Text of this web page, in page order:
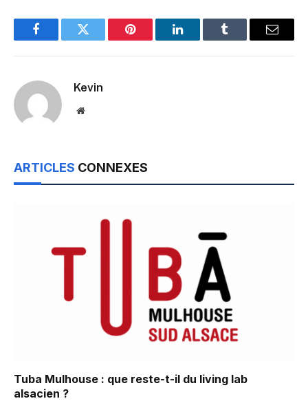
FacebookTwitter Pinterest LinkedInTumblr Email
Kevin
Website
ARTICLES CONNEXES
Tuba Mulhouse : que reste-t-il du living lab
alsacien ?